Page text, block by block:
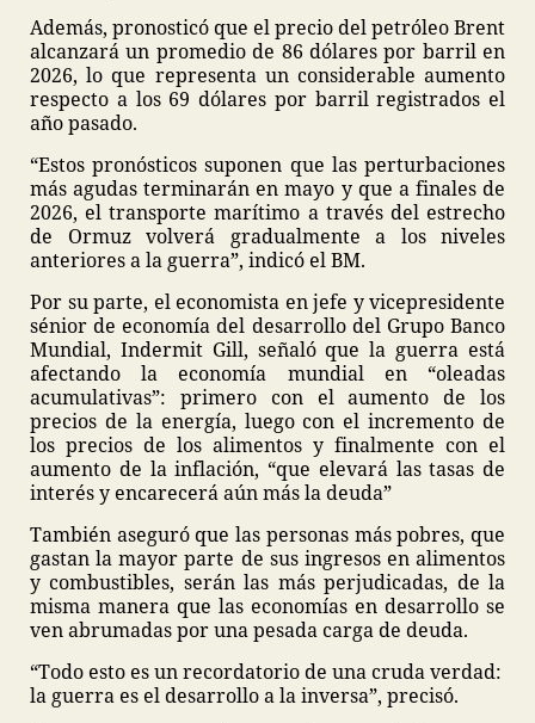
Además, pronosticó que el precio del petróleo Brent
alcanzará un promedio de 86 dólares por barril en
2026, lo que representa un considerable aumento
respecto a los 69 dólares por barril registrados el
año pasado.
“Estos pronósticos suponen que las perturbaciones
más agudas terminarán en mayo y que a finales de
2026, el transporte marítimo a través del estrecho
de Ormuz volverá gradualmente a los niveles
anteriores a la guerra”, indicó el BM.
Por su parte, el economista en jefe y vicepresidente
sénior de economía del desarrollo del Grupo Banco
Mundial, Indermit Gill, señaló que la guerra está
afectando la economía mundial en “oleadas
acumulativas”: primero con el aumento de los
precios de la energía, luego con el incremento de
los precios de los alimentos y finalmente con el
aumento de la inflación, “que elevará las tasas de
interés y encarecerá aún más la deuda”
También aseguró que las personas más pobres, que
gastan la mayor parte de sus ingresos en alimentos
y combustibles, serán las más perjudicadas, de la
misma manera que las economías en desarrollo se
ven abrumadas por una pesada carga de deuda.
“Todo esto es un recordatorio de una cruda verdad:
la guerra es el desarrollo a la inversa”, precisó.